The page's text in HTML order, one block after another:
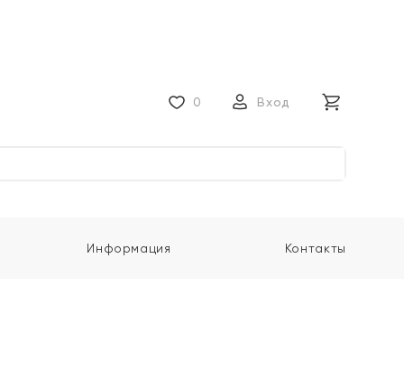
0 Вход
Информация Контакты